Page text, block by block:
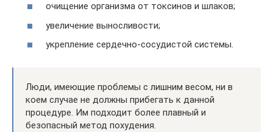
очищение организма от токсинов и шлаков;
увеличение выносливости;
укрепление сердечно-сосудистой системы.
Люди, имеющие проблемы с лишним весом, ни в
коем случае не должны прибегать к данной
процедуре. Им подходит более плавный и
безопасный метод похудения.